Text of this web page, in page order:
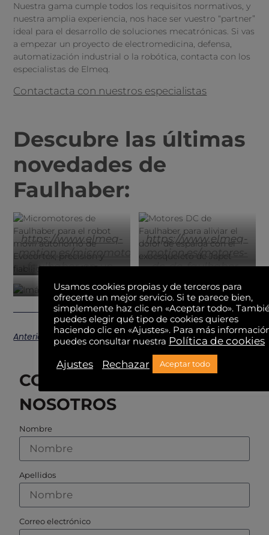
Nuestra gama cumple todos los requisitos normativos, y
nuestra amplia experiencia, nos hace ser vuestro “partner”
ideal para el desarrollo de soluciones mecatrónicas. Si vas
a empezar un proyecto de electromedicina, defensa,
automatización industrial o la robótica, contacta con los
especialistas de Elmeq.
Contactacta con nuestros especialistas
Descubre las últimas
novedades de
Faulhaber:
https://www.elmeq-
motion.es/micromotores-
faulhaber-en-un-
amr-precision-y-
fiabilidad
https://www.elmeq-
motion.es/motores-
dc-de-faulhaber-
para-aliviar-el-
dolor-de-espalda-
con-el-
exoesqueleto-de-
japet
https://www.elmeq-motion.es/los-motores-
faulhaber-clave-para-las-camaras-
termicas-frente-a-la-covid-19
Anterior
Siguiente
CONTACTA CON
NOSOTROS
Nombre
Apellidos
Correo electrónico
Usamos cookies propias y de terceros para
ofrecerte un mejor servicio. Si te parece bien,
simplemente haz clic en «Aceptar todo».
puedes elegir qué tipo de cookies quieres
haciendo clic en «Ajustes». Para más
puedes consultar nuestra Política de cookies
Ajustes
Rechazar Aceptar todo